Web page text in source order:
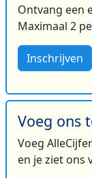
Ontvang een
Maximaal 2
Inschrijven
Voeg ons
Voeg
en je ziet ons